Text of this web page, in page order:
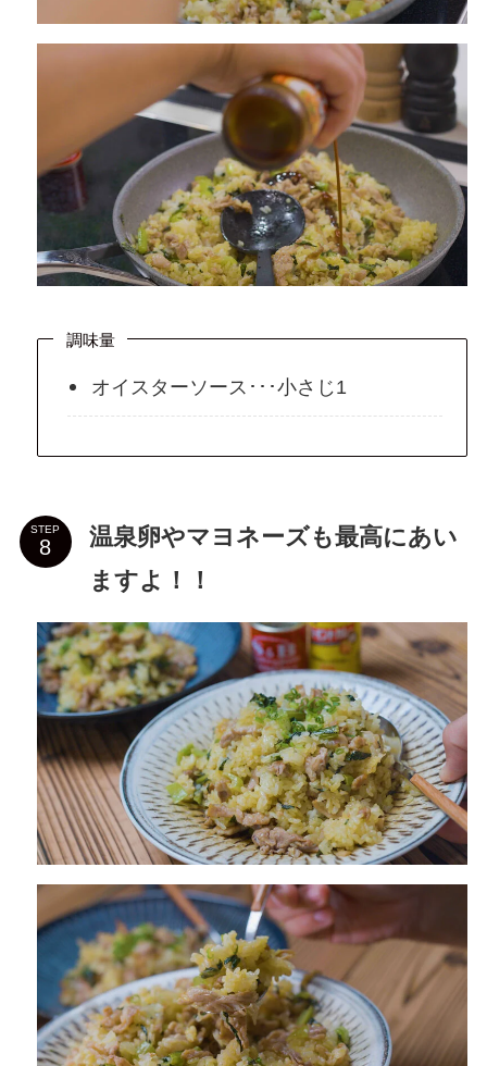
調味量
オイスターソース･･･小さじ1
STEP
温泉卵やマヨネーズも最高にあい
ますよ！！